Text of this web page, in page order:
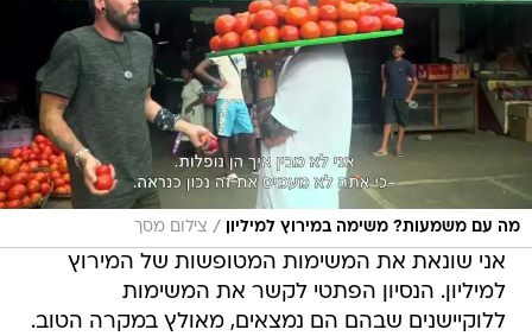
מה עם משמעות? משימה במירוץ למיליון / צילום מסך
אני שונאת את המשימות המטופשות של המירוץ
למיליון. הנסיון הפתטי לקשר את המשימות
ללוקיישנים שבהם הם נמצאים, מאולץ במקרה הטוב.